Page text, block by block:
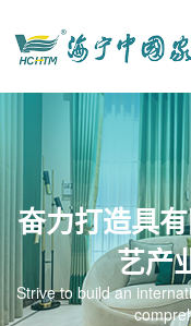
奋力打造具
艺产
Strive to build an